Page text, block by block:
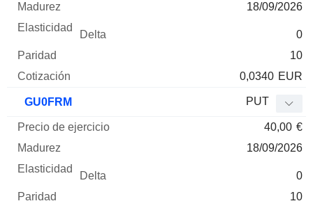
18/09/2026
0
10
0,0340 EUR
GU0FRM PUT
40,00 €
18/09/2026
0
10